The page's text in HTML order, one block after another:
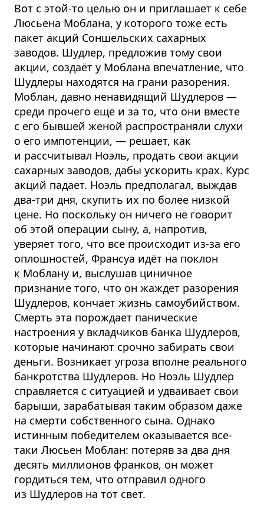
Вот с этой-то целью он и приглашает к себе
Люсьена Моблана, у которого тоже есть
пакет акций Соншельских сахарных
заводов. Шудлер, предложив тому свои
акции, создаёт у Моблана впечатление, что
Шудлеры находятся на грани разорения.
Моблан, давно ненавидящий Шудлеров —
среди прочего ещё и за то, что они вместе
с его бывшей женой распространяли слухи
о его импотенции, — решает, как
и рассчитывал Ноэль, продать свои акции
сахарных заводов, дабы ускорить крах. Курс
акций падает. Ноэль предполагал, выждав
два-три дня, скупить их по более низкой
цене. Но поскольку он ничего не говорит
об этой операции сыну, а, напротив,
уверяет того, что все происходит из-за его
оплошностей, Франсуа идёт на поклон
к Моблану и, выслушав циничное
признание того, что он жаждет разорения
Шудлеров, кончает жизнь самоубийством.
Смерть эта порождает панические
настроения у вкладчиков банка Шудлеров,
которые начинают срочно забирать свои
деньги. Возникает угроза вполне реального
банкротства Шудлеров. Но Ноэль Шудлер
справляется с ситуацией и удваивает свои
барыши, зарабатывая таким образом даже
на смерти собственного сына. Однако
истинным победителем оказывается все-
таки Люсьен Моблан: потеряв за два дня
десять миллионов франков, он может
гордиться тем, что отправил одного
из Шудлеров на тот свет.